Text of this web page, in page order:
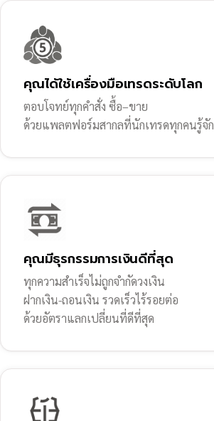
คุณได้ใช้เครื่องมือเทรดระดับโลก
ตอบโจทย์ทุกคำสั่ง ซื้อ–ขาย
ด้วยแพลตฟอร์มสากลที่นักเทรดทุกคนรู้จัก
คุณมีธุรกรรมการเงินดีที่สุด
ทุกความสำเร็จไม่ถูกจำกัดวงเงิน
ฝากเงิน-ถอนเงิน รวดเร็วไร้รอยต่อ
ด้วยอัตราแลกเปลี่ยนที่ดีที่สุด